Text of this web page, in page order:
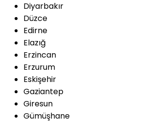
Diyarbakır
Düzce
Edirne
Elazığ
Erzincan
Erzurum
Eskişehir
Gaziantep
Giresun
Gümüşhane